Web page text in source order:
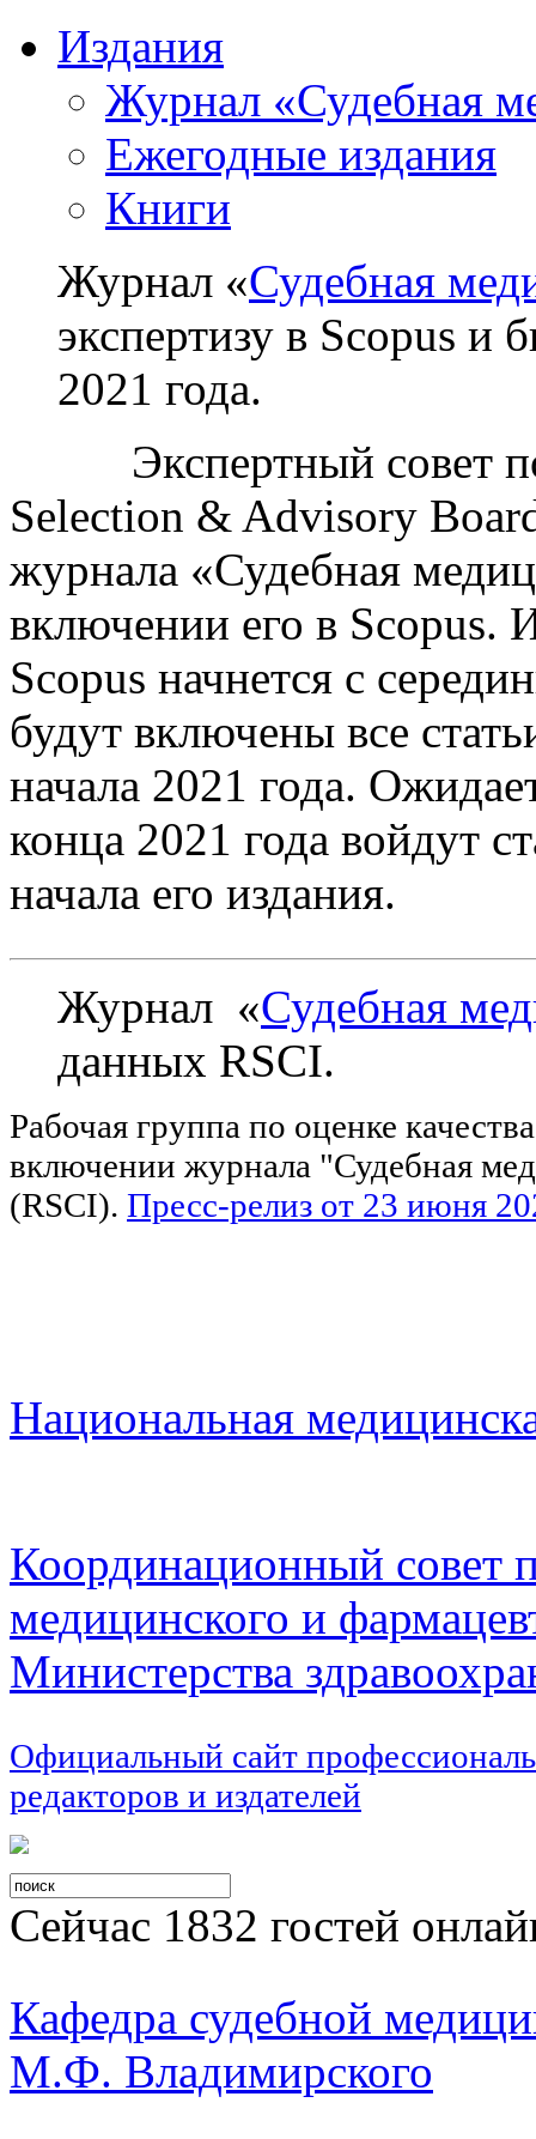
Издания
Журнал «Судебная
Ежегодные издания
Книги
Журнал «Судебная
экспертизу в Scopus и
2021 года.
Экспертный совет
Selection & Advisory
журнала «Судебная
включении его в Scopus.
Scopus начнется с
будут включены все
начала 2021 года.
конца 2021 года войдут
начала его издания.
Журнал «Судебная
данных RSCI.
Рабочая группа по оценке
включении журнала "Судебная
(RSCI). Пресс-релиз от 23 июня
Национальная
Координационный совет
медицинского и
Министерства
Официальный сайт
редакторов и издателей
Сейчас 1832 гостей
Кафедра судебной
М.Ф. Владимирского